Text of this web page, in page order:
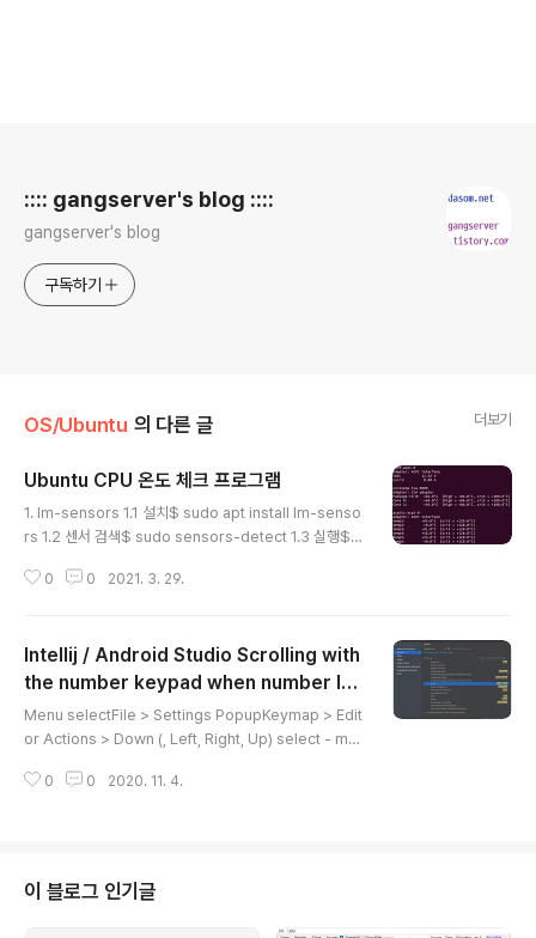
:::: gangserver's blog ::::
gangserver's blog
구독하기
OS/Ubuntu 의 다른 글 더보기
Ubuntu CPU 온도 체크 프로그램
1. lm-sensors 1.1 설치$ sudo apt install lm-senso
rs 1.2 센서 검색$ sudo sensors-detect 1.3 실행$ s
s 2. xsensors 2.1 설치$ sudo apt install xsensor
0 0 2021. 3. 29.
Intellij / Android Studio Scrolling with
the number keypad when number loc
k is off
Menu selectFile > Settings PopupKeymap > Edit
or Actions > Down (, Left, Right, Up) select - mo
rd Shortcut click> (number keypad) Down(, Left,
-keypad-with-num-lock-off
0 0 2020. 11. 4.
이 블로그 인기글